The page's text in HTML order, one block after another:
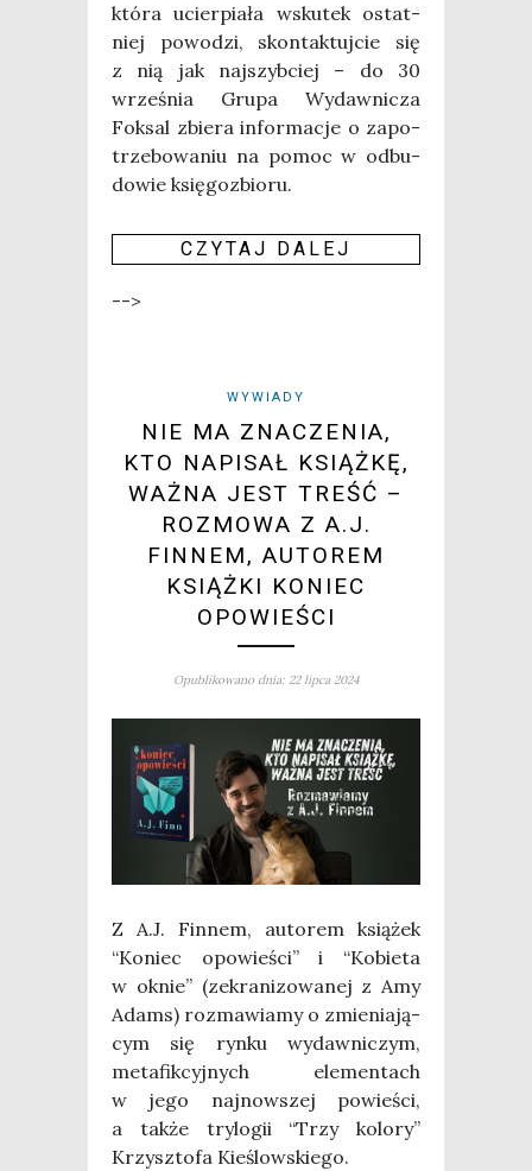
któ­ra ucier­pia­ła wsku­tek ostat­
niej powo­dzi, skon­tak­tuj­cie się
z nią jak naj­szyb­ciej – do 30
wrze­śnia Gru­pa Wydaw­ni­cza
Fok­sal zbie­ra infor­ma­cje o zapo­
trze­bo­wa­niu na pomoc w odbu­
do­wie księgozbioru.
CZY­TAJ DALEJ
-->
WYWIADY
NIE MA ZNACZENIA,
KTO NAPISAŁ KSIĄŻKĘ,
WAŻNA JEST TREŚĆ –
ROZMOWA Z A.J.
FINNEM, AUTOREM
KSIĄŻKI KONIEC
OPOWIEŚCI
Opublikowano dnia: 22 lipca 2024
Z A.J. Fin­nem, auto­rem ksią­żek
“Koniec opo­wie­ści” i “Kobie­ta
w oknie” (zekra­ni­zo­wa­nej z Amy
Adams) roz­ma­wia­my o zmie­nia­ją­
cym się ryn­ku wydaw­ni­czym,
meta­fik­cyj­nych ele­men­tach
w jego naj­now­szej powie­ści,
a tak­że try­lo­gii “Trzy kolo­ry”
Krzysz­to­fa Kie­ślow­skie­go.